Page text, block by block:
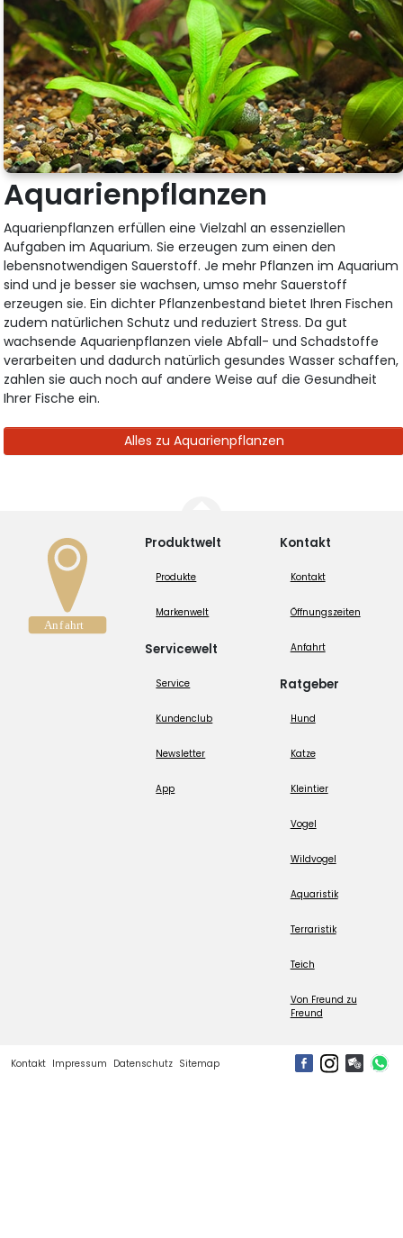
Aquarienpflanzen
Aquarienpflanzen erfüllen eine Vielzahl an essenziellen
Aufgaben im Aquarium. Sie erzeugen zum einen den
lebensnotwendigen Sauerstoff. Je mehr Pflanzen im Aquarium
sind und je besser sie wachsen, umso mehr Sauerstoff
erzeugen sie. Ein dichter Pflanzenbestand bietet Ihren Fischen
zudem natürlichen Schutz und reduziert Stress. Da gut
wachsende Aquarienpflanzen viele Abfall- und Schadstoffe
verarbeiten und dadurch natürlich gesundes Wasser schaffen,
zahlen sie auch noch auf andere Weise auf die Gesundheit
Ihrer Fische ein.
Alles zu Aquarienpflanzen
Produktwelt
Produkte
Markenwelt
Servicewelt
Service
Kundenclub
Newsletter
App
Kontakt
Kontakt
Öffnungszeiten
Anfahrt
Ratgeber
Hund
Katze
Kleintier
Vogel
Wildvogel
Aquaristik
Terraristik
Teich
Von Freund zu
Freund
Kontakt Impressum Datenschutz Sitemap